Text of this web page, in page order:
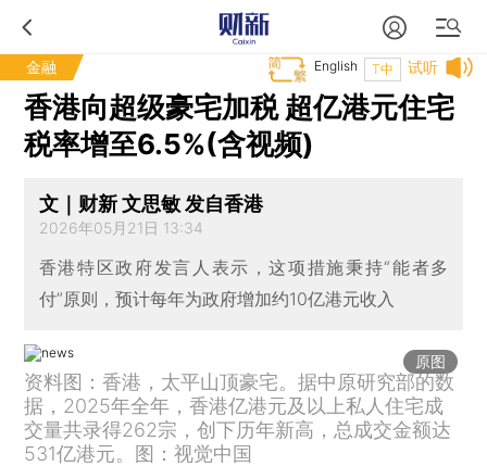
金融 试听
T中
English
香港向超级豪宅加税 超亿港元住宅
税率增至6.5%(含视频)
文｜财新 文思敏 发自香港
2026年05月21日 13:34
香港特区政府发言人表示，这项措施秉持“能者多
付”原则，预计每年为政府增加约10亿港元收入
原图
资料图：香港，太平山顶豪宅。据中原研究部的数
据，2025年全年，香港亿港元及以上私人住宅成
交量共录得262宗，创下历年新高，总成交金额达
531亿港元。图：视觉中国